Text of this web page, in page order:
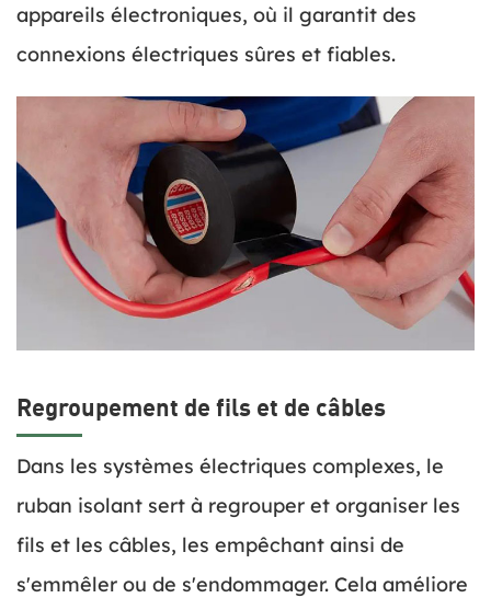
appareils électroniques, où il garantit des
connexions électriques sûres et fiables.
Regroupement de fils et de câbles
Dans les systèmes électriques complexes, le
ruban isolant sert à regrouper et organiser les
fils et les câbles, les empêchant ainsi de
s'emmêler ou de s'endommager. Cela améliore